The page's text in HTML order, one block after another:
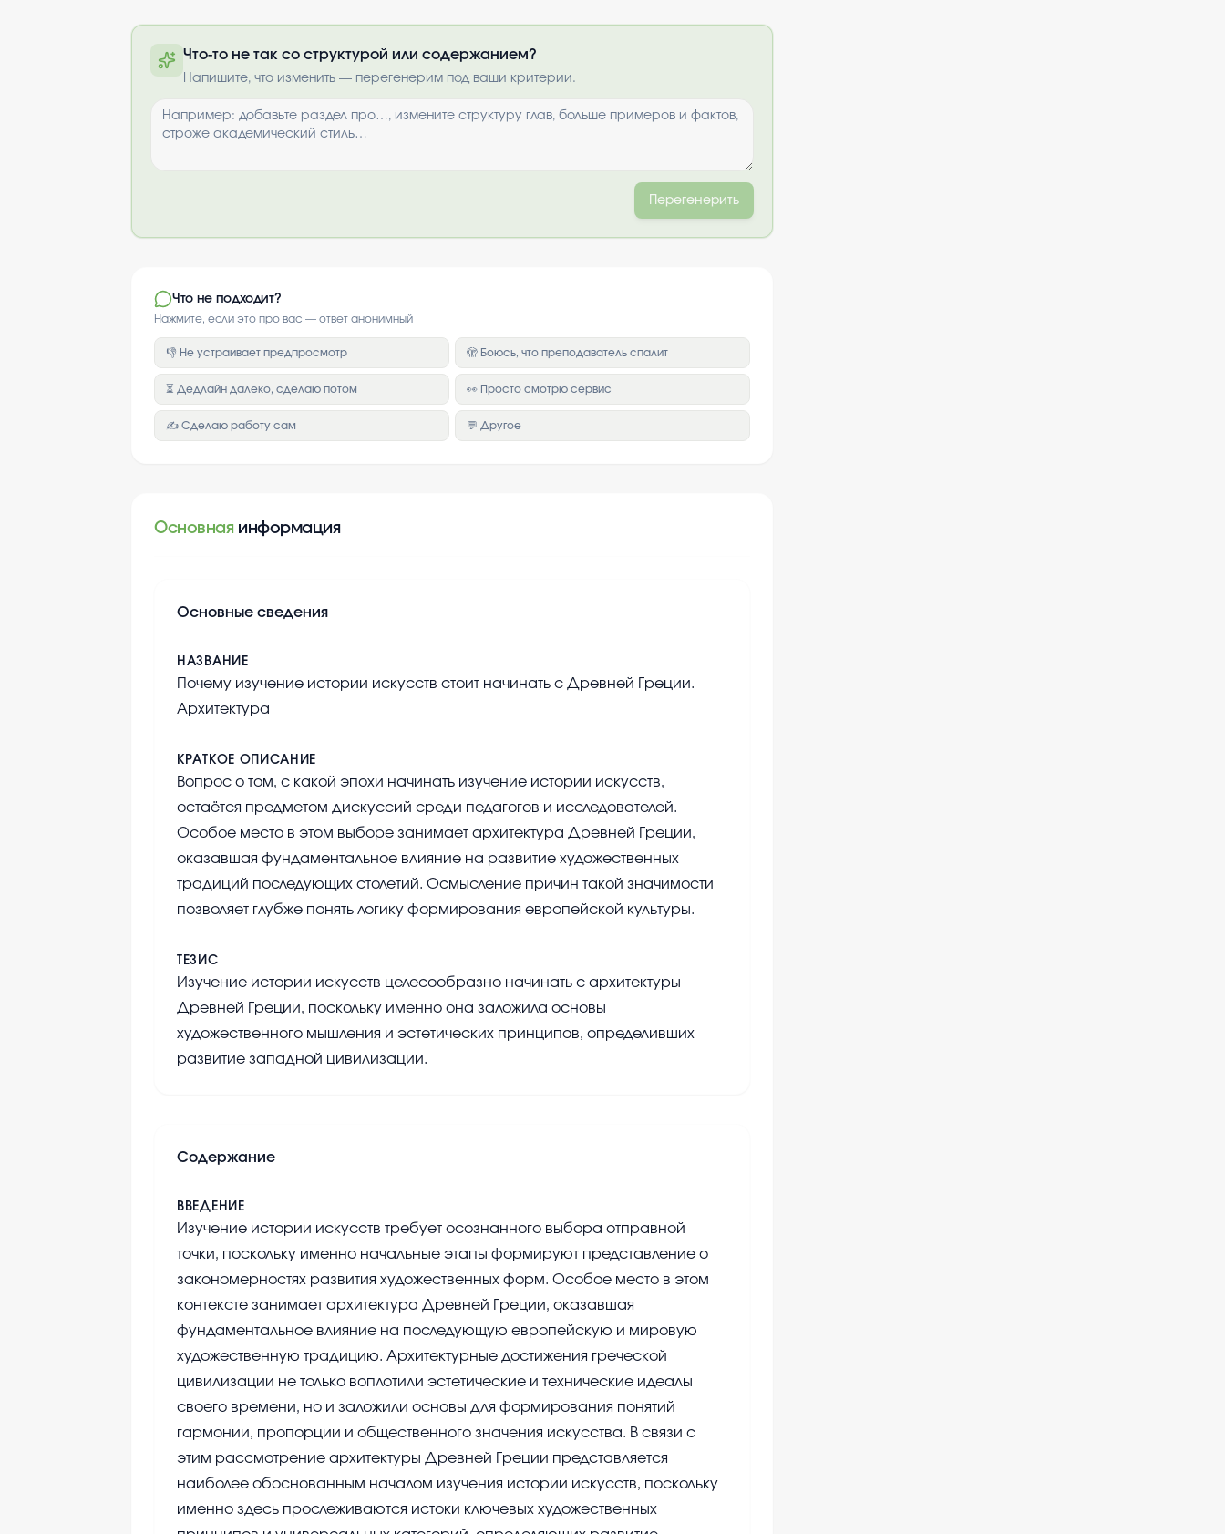
Что-то не так со структурой или содержанием?
Напишите, что изменить — перегенерим под ваши критерии.
Перегенерить
Что не подходит?
Нажмите, если это про вас — ответ анонимный
👎 Не устраивает предпросмотр 🫣 Боюсь, что преподаватель спалит
⏳ Дедлайн далеко, сделаю потом 👀 Просто смотрю сервис
✍️ Сделаю работу сам 💬 Другое
Основная информация
Основные сведения
НАЗВАНИЕ
Почему изучение истории искусств стоит начинать с Древней Греции.
Архитектура
КРАТКОЕ ОПИСАНИЕ
Вопрос о том, с какой эпохи начинать изучение истории искусств,
остаётся предметом дискуссий среди педагогов и исследователей.
Особое место в этом выборе занимает архитектура Древней Греции,
оказавшая фундаментальное влияние на развитие художественных
традиций последующих столетий. Осмысление причин такой значимости
позволяет глубже понять логику формирования европейской культуры.
ТЕЗИС
Изучение истории искусств целесообразно начинать с архитектуры
Древней Греции, поскольку именно она заложила основы
художественного мышления и эстетических принципов, определивших
развитие западной цивилизации.
Содержание
ВВЕДЕНИЕ
Изучение истории искусств требует осознанного выбора отправной
точки, поскольку именно начальные этапы формируют представление о
закономерностях развития художественных форм. Особое место в этом
контексте занимает архитектура Древней Греции, оказавшая
фундаментальное влияние на последующую европейскую и мировую
художественную традицию. Архитектурные достижения греческой
цивилизации не только воплотили эстетические и технические идеалы
своего времени, но и заложили основы для формирования понятий
гармонии, пропорции и общественного значения искусства. В связи с
этим рассмотрение архитектуры Древней Греции представляется
наиболее обоснованным началом изучения истории искусств, поскольку
именно здесь прослеживаются истоки ключевых художественных